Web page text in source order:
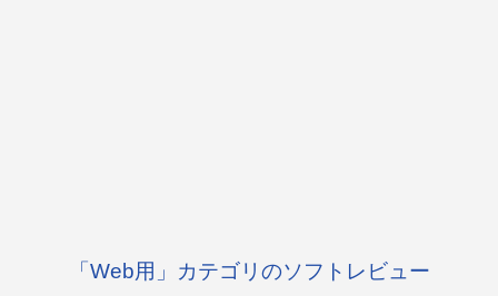
「Web用」カテゴリのソフトレビュー